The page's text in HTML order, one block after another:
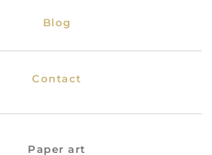
Blog
Contact
Paper art